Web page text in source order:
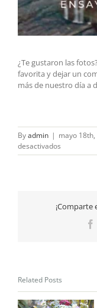
¿Te gustaron las
favorita y dejar un
más de nuestro día a
Byadmin | mayo 18th,
desactivados
Ensayos
Related Posts